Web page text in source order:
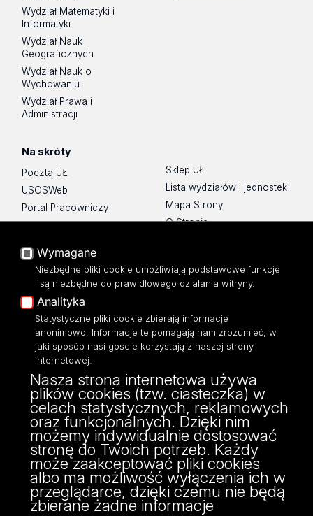
Wydział Matematyki i
Informatyki
Wydział Nauk
Geograficznych
Wydział Nauk o
Wychowaniu
Wydział Prawa i
Administracji
Na skróty
Poczta UŁ
USOSWeb
Portal Pracowniczy
Baza Aktów Własnych
Moodle
Eksperci UŁ
Polityka Prywatności
Dostępność
Sklep UŁ
Lista wydziałów i jednostek
Mapa Strony
O Stronie
ul. Narutowicza 68, 90-136 Łódź
NIP: 724 000 32 43
Adres do doręczeń elektronicznych (ADE):
AE:PL-74796-17640-IHHIV-17
KONTAKT
Wymagane
Niezbędne pliki cookie umożliwiają podstawowe funkcje
i są niezbędne do prawidłowego działania witryny.
Analityka
Statystyczne pliki cookie zbierają informacje
anonimowo. Informacje te pomagają nam zrozumieć, w
jaki sposób nasi goście korzystają z naszej strony
internetowej.
Nasza strona internetowa używa
plików cookies (tzw. ciasteczka) w
celach statystycznych, reklamowych
oraz funkcjonalnych. Dzięki nim
możemy indywidualnie dostosować
stronę do Twoich potrzeb. Każdy
może zaakceptować pliki cookies
albo ma możliwość wyłączenia ich w
przeglądarce, dzięki czemu nie będą
zbierane żadne informacje